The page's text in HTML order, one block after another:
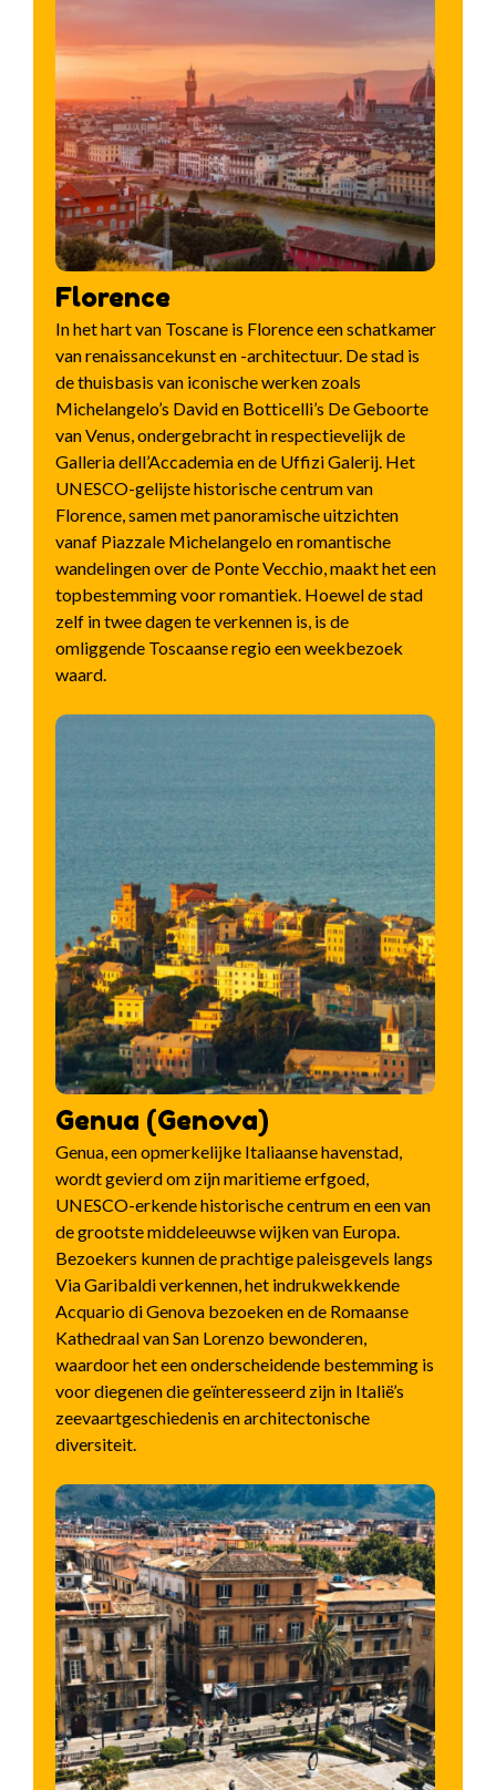
Florence
In het hart van Toscane is Florence een schatkamer
van renaissancekunst en -architectuur. De stad is
de thuisbasis van iconische werken zoals
Michelangelo’s David en Botticelli’s De Geboorte
van Venus, ondergebracht in respectievelijk de
Galleria dell’Accademia en de Uffizi Galerij. Het
UNESCO-gelijste historische centrum van
Florence, samen met panoramische uitzichten
vanaf Piazzale Michelangelo en romantische
wandelingen over de Ponte Vecchio, maakt het een
topbestemming voor romantiek. Hoewel de stad
zelf in twee dagen te verkennen is, is de
omliggende Toscaanse regio een weekbezoek
waard.
Genua (Genova)
Genua, een opmerkelijke Italiaanse havenstad,
wordt gevierd om zijn maritieme erfgoed,
UNESCO-erkende historische centrum en een van
de grootste middeleeuwse wijken van Europa.
Bezoekers kunnen de prachtige paleisgevels langs
Via Garibaldi verkennen, het indrukwekkende
Acquario di Genova bezoeken en de Romaanse
Kathedraal van San Lorenzo bewonderen,
waardoor het een onderscheidende bestemming is
voor diegenen die geïnteresseerd zijn in Italië’s
zeevaartgeschiedenis en architectonische
diversiteit.